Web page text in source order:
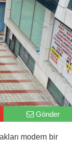
Gönder
modern bir